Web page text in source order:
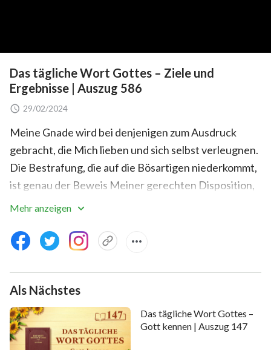
Das tägliche Wort Gottes – Ziele und
Ergebnisse | Auszug 586
29/02/2024
Meine Gnade wird bei denjenigen zum Ausdruck
gebracht, die Mich lieben und sich selbst verleugnen.
Die Bestrafung, die auf die Bösartigen niederkommt,
ist genau der Beweis Meiner gerechten Disposition,
und außerdem Zeugnis Meines Zornes. Wenn Unheil
befallen, die sich Mir widersetzen, und sie werden
weinen. Diejenigen, die alle Arten von Bösen
begangen haben, Mir aber viele Jahre lang gefolgt
sind, werden sich der Anklage nicht entziehen
können. Auch sie werden der wohl größten
Katastrophe verfallen, die im Laufe der Jahrhunderte
gesehen wurde, in einem ständigen Zustand von
Mehr anzeigen
Als Nächstes
Das tägliche Wort Gottes –
Gott kennen | Auszug 147